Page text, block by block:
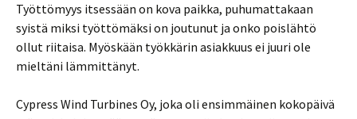
Työttömyys itsessään on kova paikka, puhumattakaan
syistä miksi työttömäksi on joutunut ja onko poislähtö
ollut riitaisa. Myöskään työkkärin asiakkuus ei juuri ole
mieltäni lämmittänyt.
Cypress Wind Turbines Oy, joka oli ensimmäinen kokopäivä